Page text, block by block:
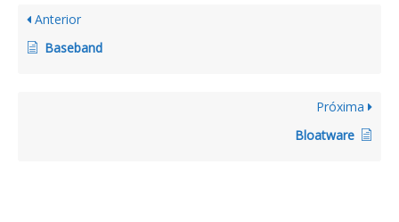
Anterior
Baseband
Próxima
Bloatware